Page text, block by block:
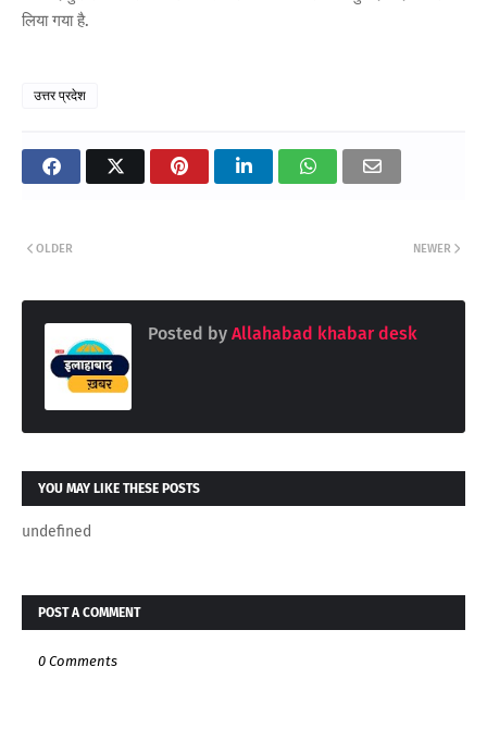
लिया गया है.
उत्तर प्रदेश
NEWER
OLDER
Posted by Allahabad khabar desk
YOU MAY LIKE THESE POSTS
undefined
POST A COMMENT
0 Comments